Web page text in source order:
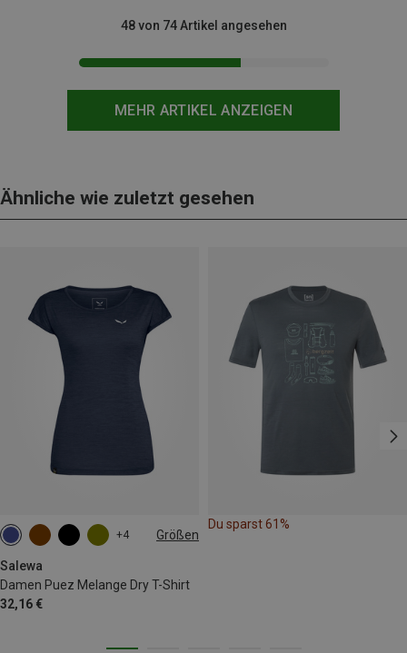
MEHR ARTIKEL ANZEIGEN
48 von 74 Artikel angesehen
Ähnliche wie zuletzt gesehen
+4 Größen
Salewa
Damen Puez Melange Dry T-Shirt
32,16 €
M L XL XXL
Du sparst 61%